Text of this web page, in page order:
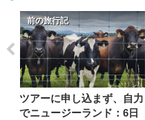
前の旅行記
ツアーに申し込まず、自力
でニュージーランド：6日